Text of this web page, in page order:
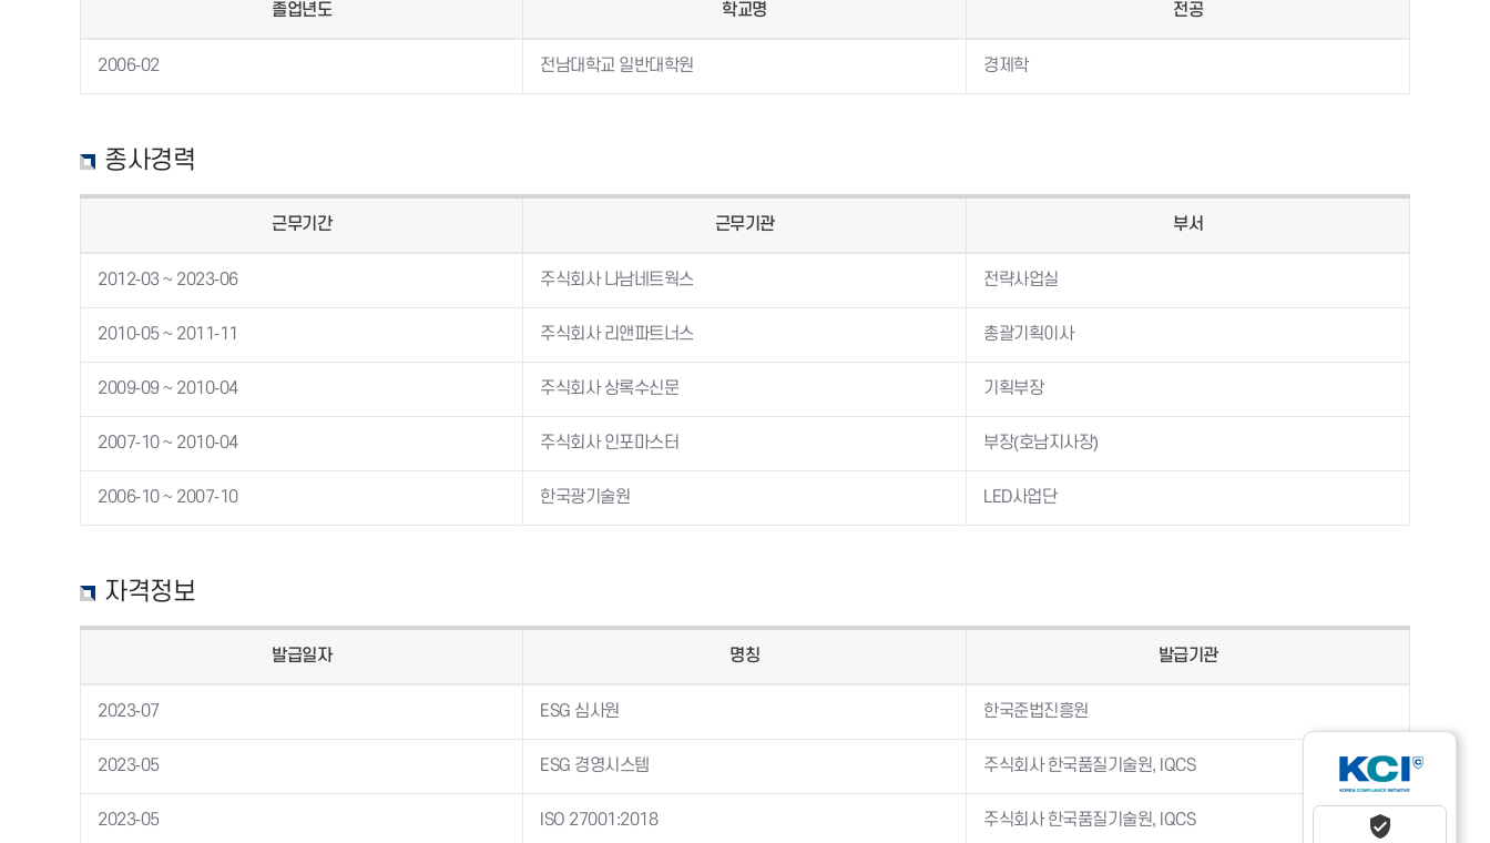
졸업년도 학교명 전공
2006-02 전남대학교 일반대학원 경제학
종사경력
근무기간 근무기관 부서
2012-03 ~ 2023-06 주식회사 나남네트웍스 전략사업실
2010-05 ~ 2011-11 주식회사 리앤파트너스 총괄기획이사
2009-09 ~ 2010-04 주식회사 상록수신문 기획부장
2007-10 ~ 2010-04 주식회사 인포마스터 부장(호남지사장)
2006-10 ~ 2007-10 한국광기술원 LED사업단
자격정보
발급일자 명칭 발급기관
2023-07 ESG 심사원 한국준법진흥원
2023-05 ESG 경영시스템 주식회사 한국품질기술원, IQCS
2023-05 ISO 27001:2018 주식회사 한국품질기술원, IQCS